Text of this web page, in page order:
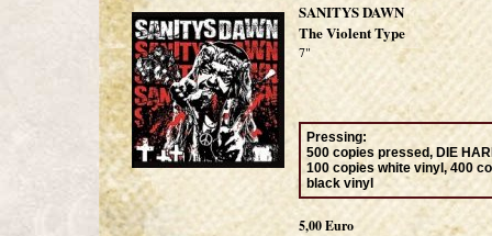
SANITYS DAWN
The Violent Type
7"
Pressing:
500 copies pressed, DIE
100 copies white vinyl, 400
black vinyl
5,00 Euro